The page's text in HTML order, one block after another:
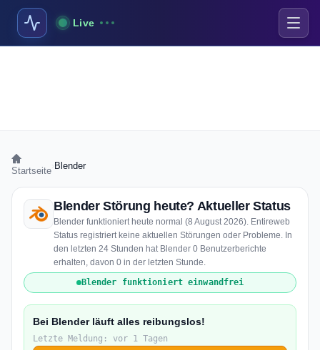
Live
Startseite Blender
Blender Störung heute? Aktueller Status
Blender funktioniert heute normal (8 August 2026). Entireweb
Status registriert keine aktuellen Störungen oder Probleme. In
den letzten 24 Stunden hat Blender 0 Benutzerberichte
erhalten, davon 0 in der letzten Stunde.
Blender funktioniert einwandfrei
Bei Blender läuft alles reibungslos!
Letzte Meldung: vor 1 Tagen